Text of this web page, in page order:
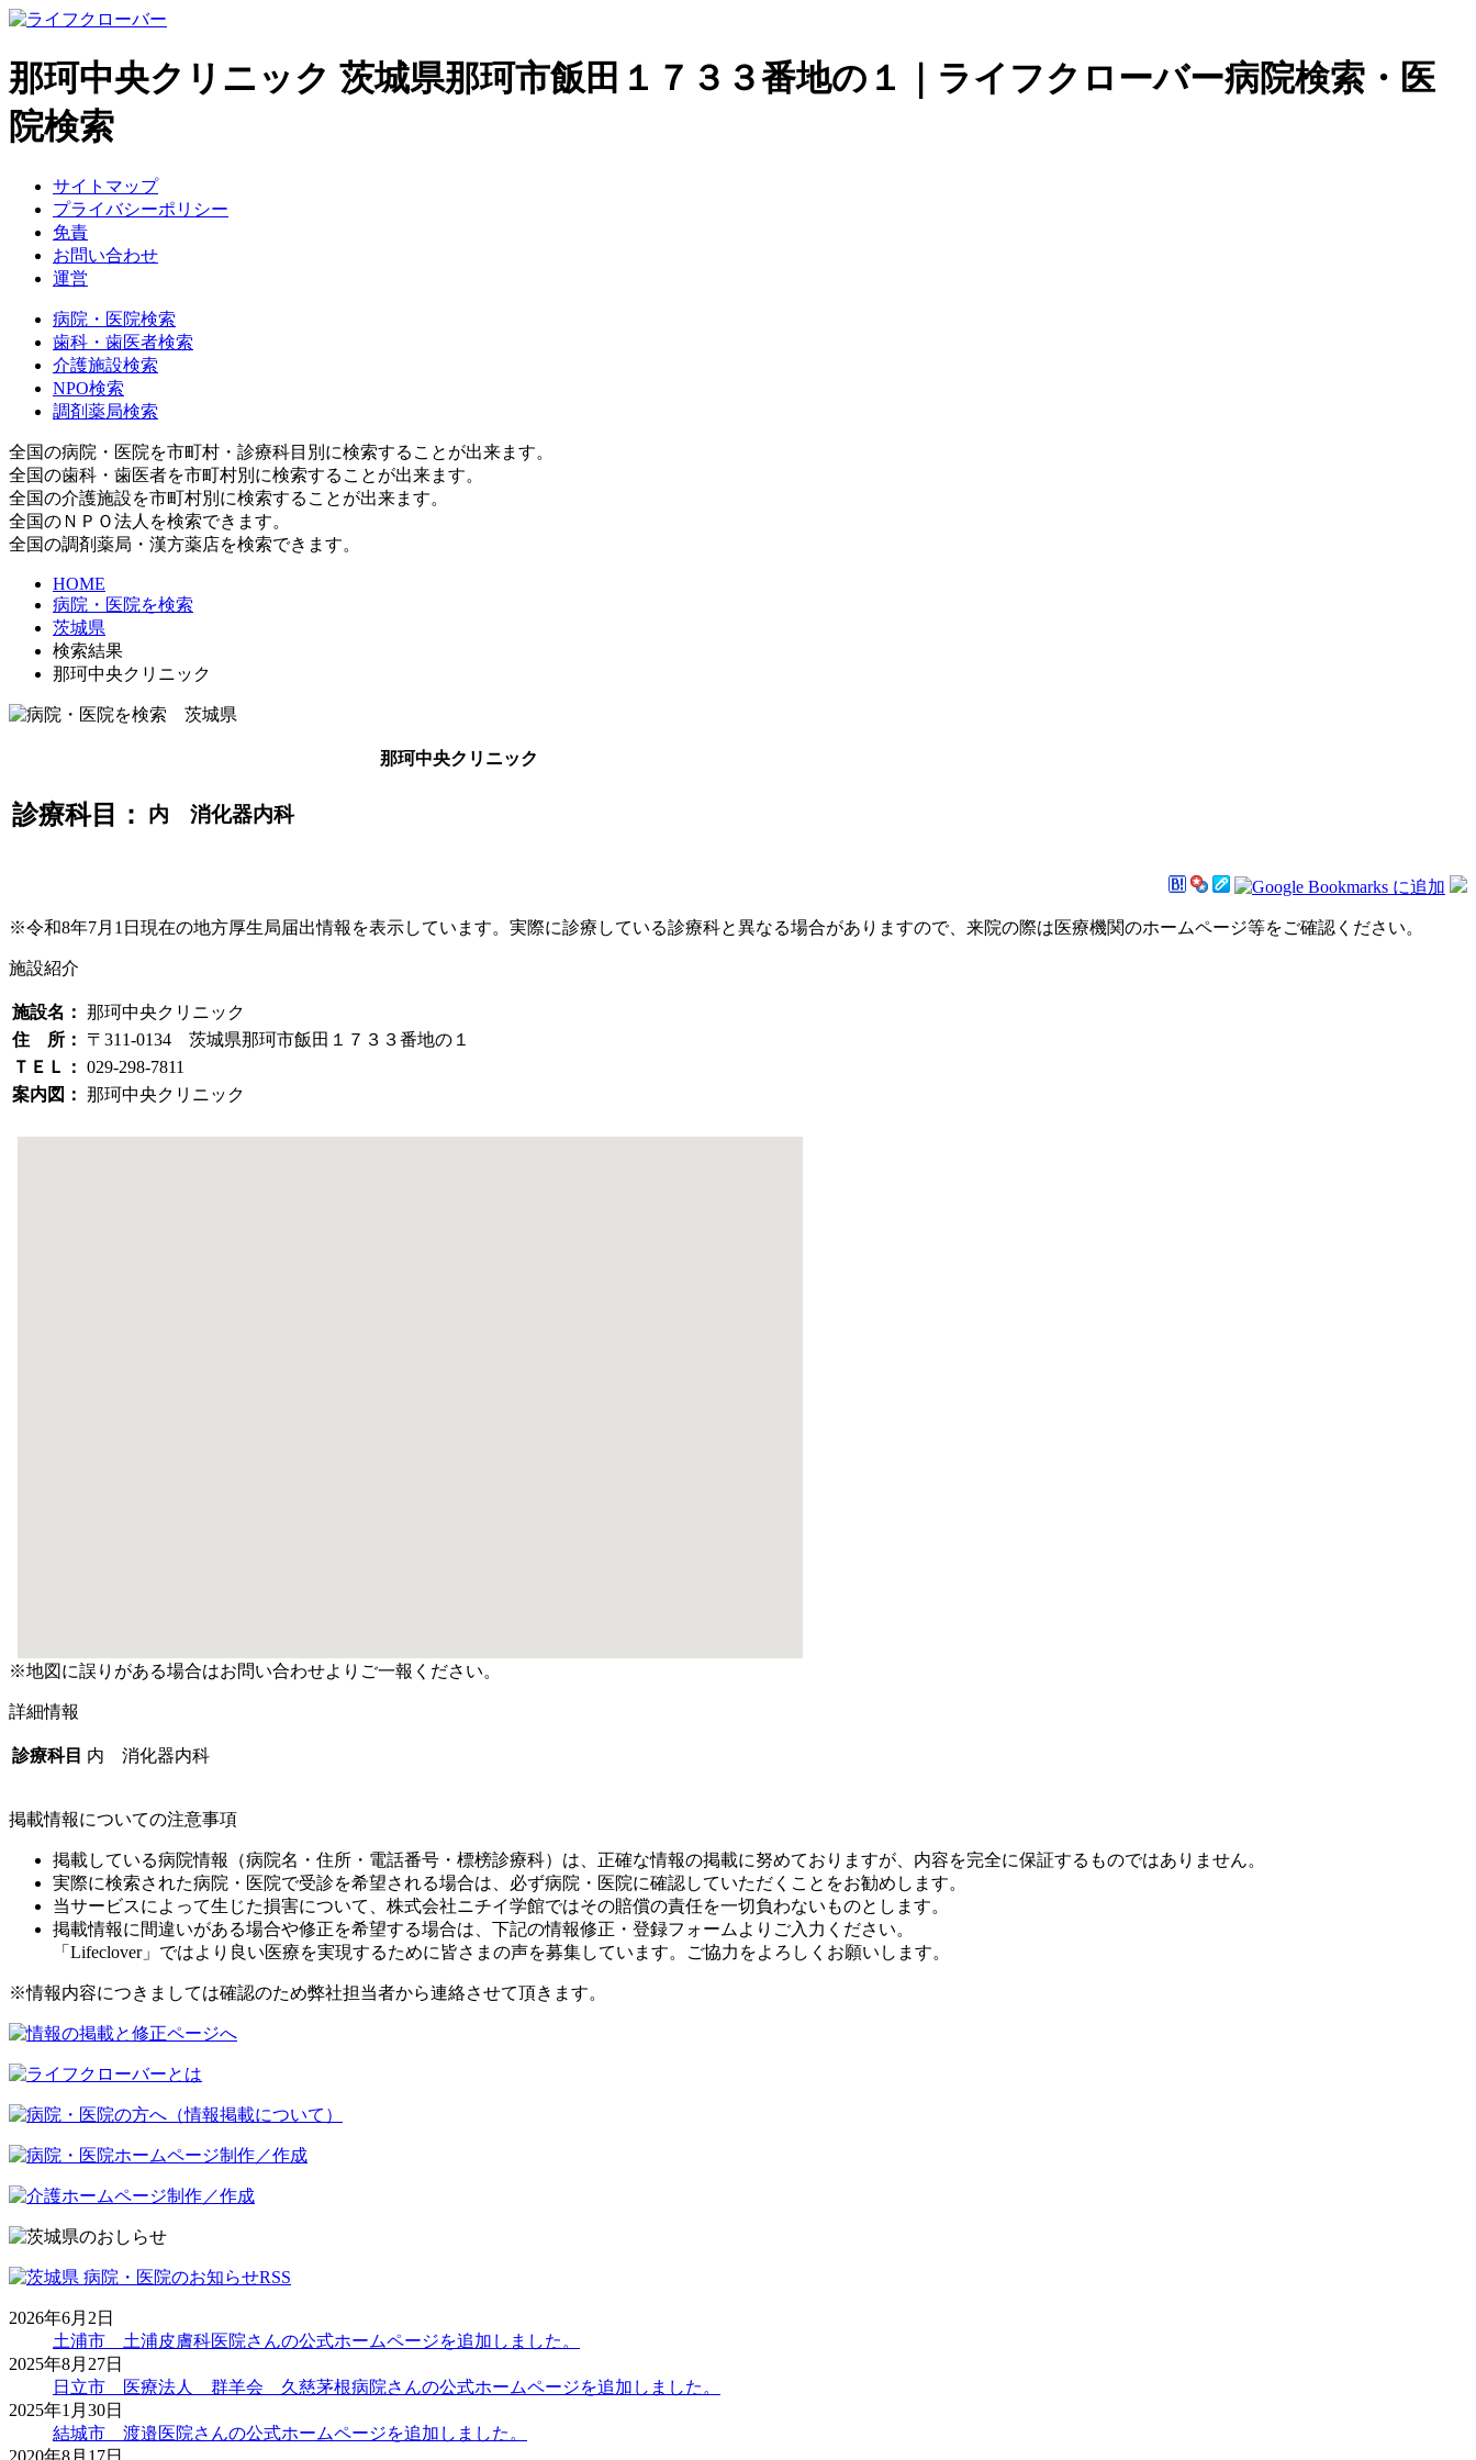
那珂中央クリニック 茨城県那珂市飯田１７３３番地の１｜ライフクローバー病院検索・医
院検索
サイトマップ
プライバシーポリシー
免責
お問い合わせ
運営
病院・医院検索
歯科・歯医者検索
介護施設検索
NPO検索
調剤薬局検索
全国の病院・医院を市町村・診療科目別に検索することが出来ます。
全国の歯科・歯医者を市町村別に検索することが出来ます。
全国の介護施設を市町村別に検索することが出来ます。
全国のＮＰＯ法人を検索できます。
全国の調剤薬局・漢方薬店を検索できます。
HOME
病院・医院を検索
茨城県
検索結果
那珂中央クリニック
那珂中央クリニック
診療科目： 内 消化器内科
※令和8年7月1日現在の地方厚生局届出情報を表示しています。実際に診療している診療科と異なる場合がありますので、来院の際は医療機関のホームページ等をご確認ください。
施設紹介
施設名： 那珂中央クリニック
住 所：
〒311-0134 茨城県那珂市飯田１７３３番地の１
ＴＥＬ： 029-298-7811
案内図： 那珂中央クリニック
※地図に誤りがある場合はお問い合わせよりご一報ください。
詳細情報
診療科目 内 消化器内科
掲載情報についての注意事項
掲載している病院情報（病院名・住所・電話番号・標榜診療科）は、正確な情報の掲載に努めておりますが、内容を完全に保証するものではありません。
実際に検索された病院・医院で受診を希望される場合は、必ず病院・医院に確認していただくことをお勧めします。
当サービスによって生じた損害について、株式会社ニチイ学館ではその賠償の責任を一切負わないものとします。
掲載情報に間違いがある場合や修正を希望する場合は、下記の情報修正・登録フォームよりご入力ください。
「Lifeclover」ではより良い医療を実現するために皆さまの声を募集しています。ご協力をよろしくお願いします。
※情報内容につきましては確認のため弊社担当者から連絡させて頂きます。
2026年6月2日
土浦市 土浦皮膚科医院さんの公式ホームページを追加しました。
2025年8月27日
日立市 医療法人 群羊会 久慈茅根病院さんの公式ホームページを追加しました。
2025年1月30日
結城市 渡邉医院さんの公式ホームページを追加しました。
2020年8月17日